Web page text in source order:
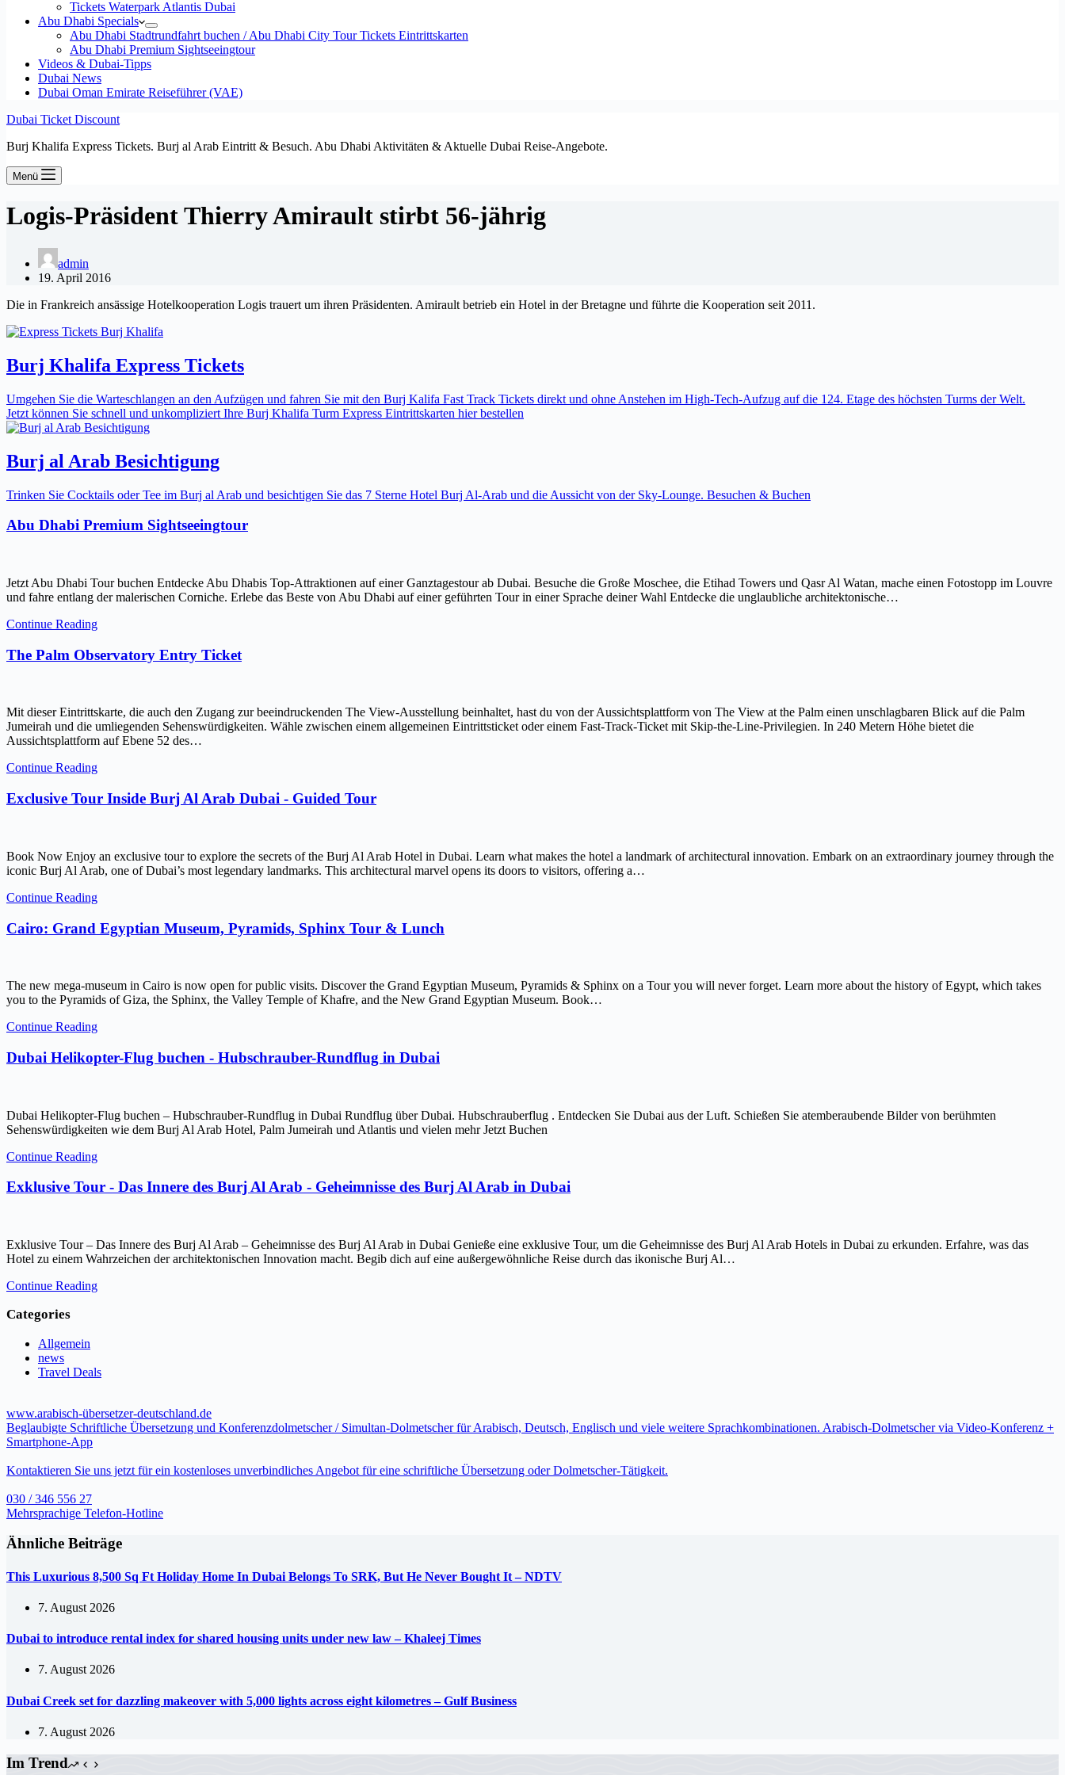
Tickets Waterpark Atlantis Dubai
Abu Dhabi Specials
Abu Dhabi Stadtrundfahrt buchen / Abu Dhabi City Tour Tickets Eintrittskarten
Abu Dhabi Premium Sightseeingtour
Videos & Dubai-Tipps
Dubai News
Dubai Oman Emirate Reiseführer (VAE)
Dubai Ticket Discount
Burj Khalifa Express Tickets. Burj al Arab Eintritt & Besuch. Abu Dhabi Aktivitäten & Aktuelle Dubai Reise-Angebote.
Menü
Logis-Präsident Thierry Amirault stirbt 56-jährig
admin
19. April 2016
Die in Frankreich ansässige Hotelkooperation Logis trauert um ihren Präsidenten. Amirault betrieb ein Hotel in der Bretagne und führte die Kooperation seit 2011.
Burj Khalifa Express Tickets
Umgehen Sie die Warteschlangen an den Aufzügen und fahren Sie mit den Burj Kalifa Fast Track Tickets direkt und ohne Anstehen im High-Tech-Aufzug auf die 124. Etage des höchsten Turms der Welt.
Jetzt können Sie schnell und unkompliziert Ihre Burj Khalifa Turm Express Eintrittskarten hier bestellen
Burj al Arab Besichtigung
Trinken Sie Cocktails oder Tee im Burj al Arab und besichtigen Sie das 7 Sterne Hotel Burj Al-Arab und die Aussicht von der Sky-Lounge. Besuchen & Buchen
Abu Dhabi Premium Sightseeingtour
Jetzt Abu Dhabi Tour buchen Entdecke Abu Dhabis Top-Attraktionen auf einer Ganztagestour ab Dubai. Besuche die Große Moschee, die Etihad Towers und Qasr Al Watan, mache einen Fotostopp im Louvre
und fahre entlang der malerischen Corniche. Erlebe das Beste von Abu Dhabi auf einer geführten Tour in einer Sprache deiner Wahl Entdecke die unglaubliche architektonische…
Continue Reading
The Palm Observatory Entry Ticket
Mit dieser Eintrittskarte, die auch den Zugang zur beeindruckenden The View-Ausstellung beinhaltet, hast du von der Aussichtsplattform von The View at the Palm einen unschlagbaren Blick auf die Palm
Jumeirah und die umliegenden Sehenswürdigkeiten. Wähle zwischen einem allgemeinen Eintrittsticket oder einem Fast-Track-Ticket mit Skip-the-Line-Privilegien. In 240 Metern Höhe bietet die
Aussichtsplattform auf Ebene 52 des…
Continue Reading
Exclusive Tour Inside Burj Al Arab Dubai - Guided Tour
Book Now Enjoy an exclusive tour to explore the secrets of the Burj Al Arab Hotel in Dubai. Learn what makes the hotel a landmark of architectural innovation. Embark on an extraordinary journey through the
iconic Burj Al Arab, one of Dubai’s most legendary landmarks. This architectural marvel opens its doors to visitors, offering a…
Continue Reading
Cairo: Grand Egyptian Museum, Pyramids, Sphinx Tour & Lunch
The new mega-museum in Cairo is now open for public visits. Discover the Grand Egyptian Museum, Pyramids & Sphinx on a Tour you will never forget. Learn more about the history of Egypt, which takes
you to the Pyramids of Giza, the Sphinx, the Valley Temple of Khafre, and the New Grand Egyptian Museum. Book…
Continue Reading
Dubai Helikopter-Flug buchen - Hubschrauber-Rundflug in Dubai
Dubai Helikopter-Flug buchen – Hubschrauber-Rundflug in Dubai Rundflug über Dubai. Hubschrauberflug . Entdecken Sie Dubai aus der Luft. Schießen Sie atemberaubende Bilder von berühmten
Sehenswürdigkeiten wie dem Burj Al Arab Hotel, Palm Jumeirah und Atlantis und vielen mehr Jetzt Buchen
Continue Reading
Exklusive Tour - Das Innere des Burj Al Arab - Geheimnisse des Burj Al Arab in Dubai
Exklusive Tour – Das Innere des Burj Al Arab – Geheimnisse des Burj Al Arab in Dubai Genieße eine exklusive Tour, um die Geheimnisse des Burj Al Arab Hotels in Dubai zu erkunden. Erfahre, was das
Hotel zu einem Wahrzeichen der architektonischen Innovation macht. Begib dich auf eine außergewöhnliche Reise durch das ikonische Burj Al…
Continue Reading
Categories
Allgemein
news
Travel Deals
www.arabisch-übersetzer-deutschland.de
Beglaubigte Schriftliche Übersetzung und Konferenzdolmetscher / Simultan-Dolmetscher für Arabisch, Deutsch, Englisch und viele weitere Sprachkombinationen. Arabisch-Dolmetscher via Video-Konferenz +
Smartphone-App
Kontaktieren Sie uns jetzt für ein kostenloses unverbindliches Angebot für eine schriftliche Übersetzung oder Dolmetscher-Tätigkeit.
030 / 346 556 27
Mehrsprachige Telefon-Hotline
Ähnliche Beiträge
This Luxurious 8,500 Sq Ft Holiday Home In Dubai Belongs To SRK, But He Never Bought It – NDTV
7. August 2026
Dubai to introduce rental index for shared housing units under new law – Khaleej Times
7. August 2026
Dubai Creek set for dazzling makeover with 5,000 lights across eight kilometres – Gulf Business
7. August 2026
Im Trend